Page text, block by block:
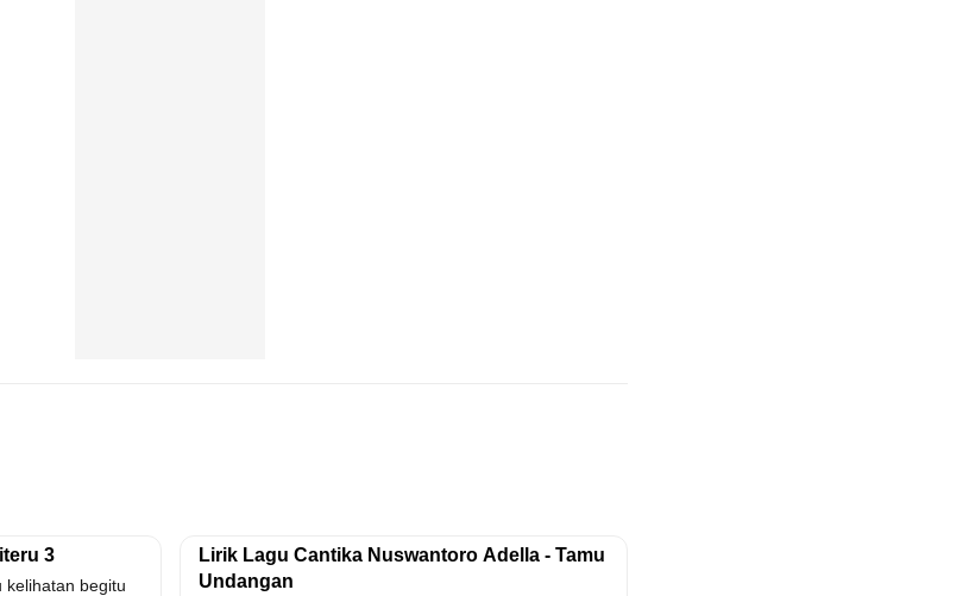
3
kelihatan begitu
Lirik Lagu Cantika Nuswantoro Adella - Tamu
Undangan